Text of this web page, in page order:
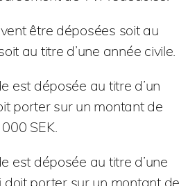
être déposées soit au
au titre d’une année civile.
est déposée au titre d’un
porter sur un montant de
SEK.
est déposée au titre d’une
doit porter sur un montant de